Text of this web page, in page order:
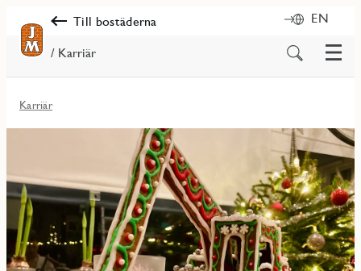
Till bostäderna EN
/ Karriär
Sök
innehåll
Meny
Karriär